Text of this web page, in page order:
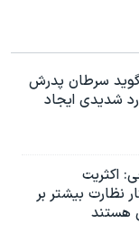
سرطان پدرش
شدیدی ایجاد
اکثریت
نظارت بیشتر بر
هستند